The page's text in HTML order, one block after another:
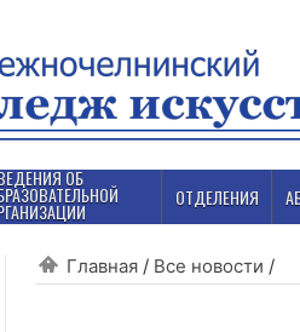
ОБ
ОТДЕЛЕНИЯ
Главная / Все новости /